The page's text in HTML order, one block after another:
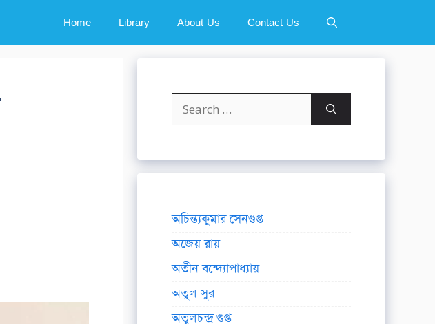
Home Library About Us Contact Us
Search
for:
অচিন্ত্যকুমার সেনগুপ্ত
অজেয় রায়
অতীন বন্দ্যোপাধ্যায়
অতুল সুর
অতুলচন্দ্র গুপ্ত